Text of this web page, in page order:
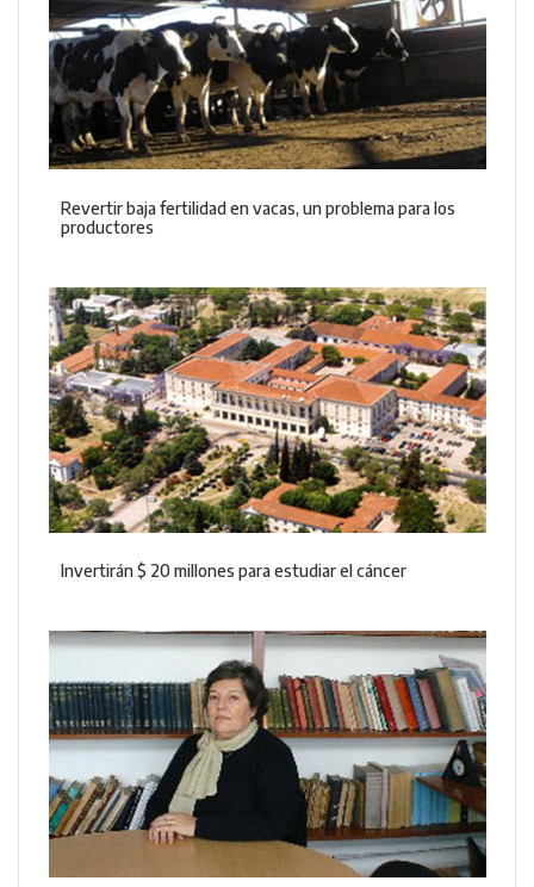
Revertir baja fertilidad en vacas, un problema para los
productores
Invertirán $ 20 millones para estudiar el cáncer